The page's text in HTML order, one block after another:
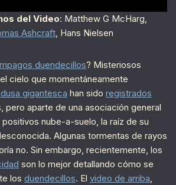
del Video: Matthew G McHarg,
Ashcraft, Hans Nielsen
duendecillos? Misteriosos
cielo que momentáneamente
gigantesca han sido registrados
pero aparte de una asociación general
nube-a-suelo, la raíz de su
Algunas tormentas de rayos
no. Sin embargo, recientemente, los
son lo mejor detallando cómo se
los duendecillos. El video de arriba,